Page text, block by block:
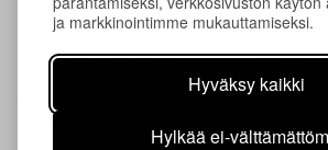
ja markkinointimme mukauttamiseksi.
Hyväksy kaikki
Hylkää ei-
Tietoa Bukowskista
Ota yhteyttä